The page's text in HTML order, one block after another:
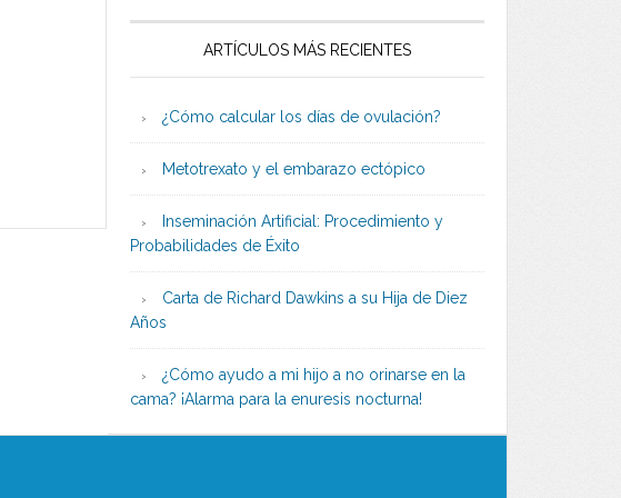
ARTÍCULOS MÁS RECIENTES
¿Cómo calcular los días de ovulación?
Metotrexato y el embarazo ectópico
Inseminación Artificial: Procedimiento y
Probabilidades de Éxito
Carta de Richard Dawkins a su Hija de Diez
Años
¿Cómo ayudo a mi hijo a no orinarse en la
cama? ¡Alarma para la enuresis nocturna!